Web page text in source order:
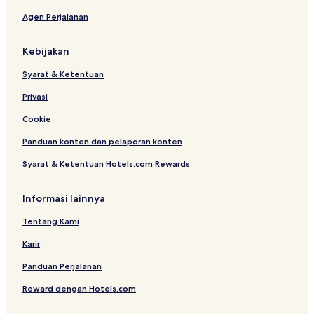
Agen Perjalanan
Kebijakan
Syarat & Ketentuan
Privasi
Cookie
Panduan konten dan pelaporan konten
Syarat & Ketentuan Hotels.com Rewards
Informasi lainnya
Tentang Kami
Karir
Panduan Perjalanan
Reward dengan Hotels.com